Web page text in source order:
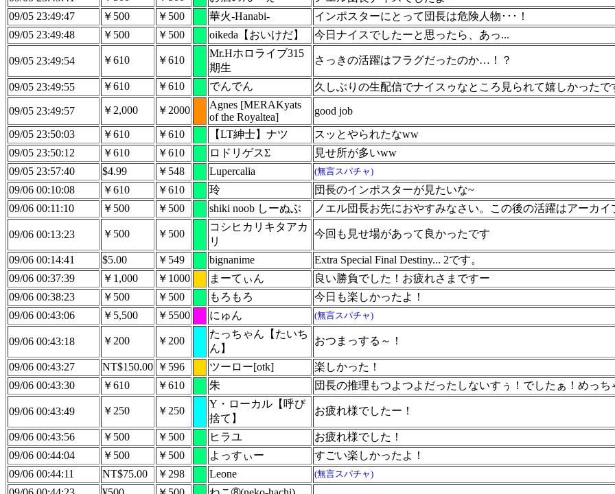
09/05 23:49:47
￥500 ￥500 華火-Hanabi-
インポスターにとって団長は危険人物･･･！
09/05 23:49:48
￥500 ￥500 oikeda【おいけだ】 今日ナイスでしたーと思ったら、あっ...
09/05 23:49:54 ￥610 ￥610
Mr.Hホロライブ315
期生
さっきの活躍はフラグだったのか…！？
09/05 23:49:55 ￥610 ￥610 でんでん 久しぶりの生配信でナイスゥなところ見られて嬉しかったで
09/05 23:49:57 ￥2,000 ￥2000
Agnes [MERAKyats
of the Royaltea]
good job
09/05 23:50:03
￥610 ￥610 【LT紳士】ナツ
スッとやられたなww
09/05 23:50:12
￥610 ￥610 ロドリゲスΣ
見せ所が多いww
09/05 23:57:40
$4.99 ￥548 Lupercalia (無言スパチャ)
09/06 00:10:08 ￥610 ￥610 玲
団長のインポスターが見たいな~
09/06 00:11:10
￥500 ￥500 shiki noob しーぬぶ ノエル団長お先におやすみなさい。この後の活躍はアーカ
09/06 00:13:23 ￥500 ￥500
コシヒカリキタアカ
リ
今回も見せ場があって良かったです
09/06 00:14:41 $5.00 ￥549 bignanime
Extra Special Final Destiny... 2です。
09/06 00:37:39
￥1,000 ￥1000 まーてぃん
良い勝負でした！お疲れさまですー
09/06 00:38:23
￥500 ￥500 もろもろ
今日も楽しかったよ！
09/06 00:43:06
￥5,500 ￥5500 にゅん (無言スパチャ)
09/06 00:43:18 ￥200 ￥200
たっちゃん【たいち
ん】
おつまっする～！
09/06 00:43:27 NT$150.00 ￥596 ツーロー[otk]
楽しかった！
09/06 00:43:30
￥610 ￥610 朱 団長の推理もつよつよだったしないすぅ！でしたぁ！めっ
09/06 00:43:49 ￥250 ￥250
Y・ローカル【呼び
捨て】
お疲れ様でしたー！
09/06 00:43:56 ￥500 ￥500 ヒラユ
お疲れ様でした！
09/06 00:44:04
￥500 ￥500 よっすぃー
すごい楽しかったよ！
09/06 00:44:11
NT$75.00 ￥298 Leone (無言スパチャ)